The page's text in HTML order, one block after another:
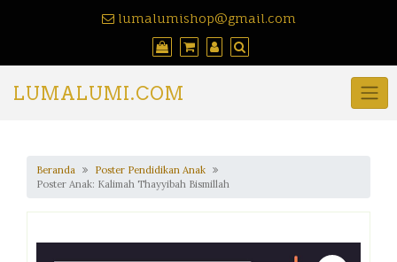
lumalumishop@gmail.com
LUMALUMI.COM
Beranda
Poster Pendidikan Anak
Poster Anak: Kalimah Thayyibah Bismillah